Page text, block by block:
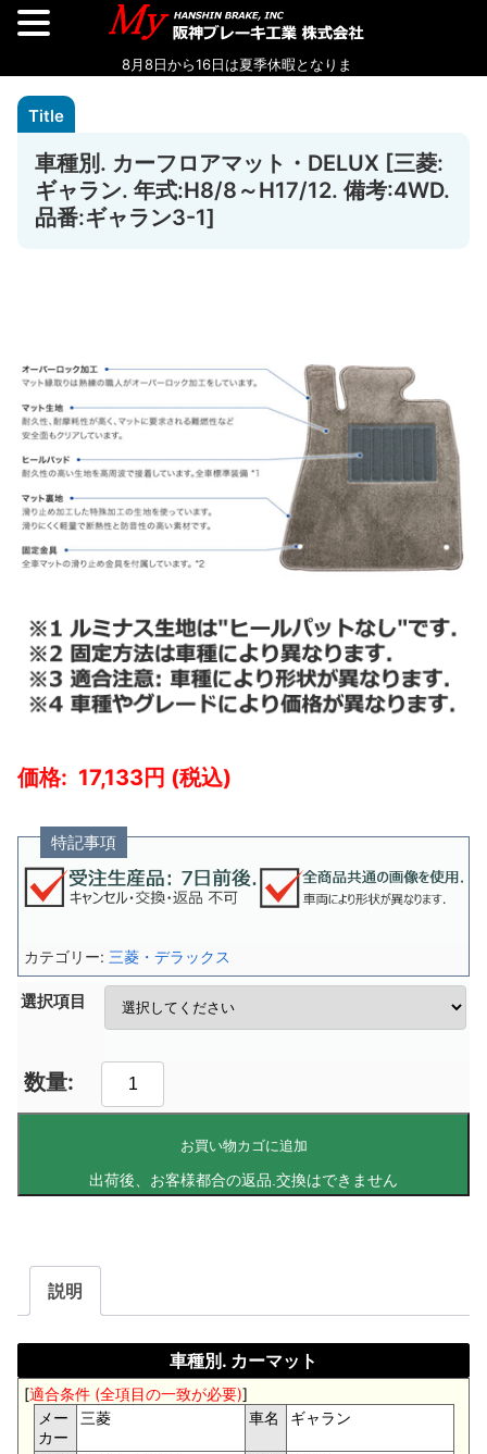
車種別. カーフロアマット・DELUX [三菱:
ギャラン. 年式:H8/8～H17/12. 備考:4WD.
品番:ギャラン3-1]
17,133
特記事項
選択項目
お買い物カゴに追加
カテゴリー: 三菱・デラックス
説明
車種別. カーマット
[適合条件 (全項目の一致が必要)]
メー
カー
三菱 車名 ギャラン